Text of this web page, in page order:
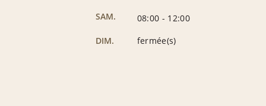
SAM.
08:00 - 12:00
DIM.
fermée(s)